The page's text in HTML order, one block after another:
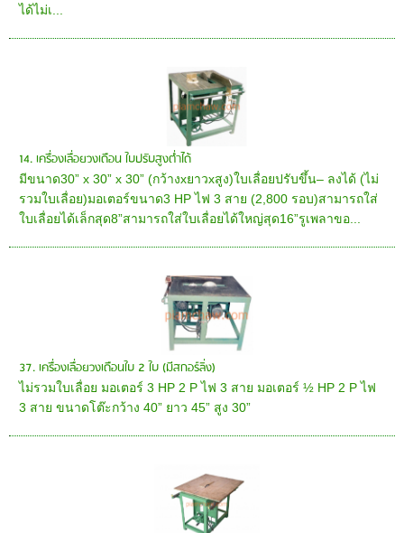
ได้ไม่เ...
14. เครื่องเลื่อยวงเดือน ใบปรับสูงต่ำได้
มีขนาด30” x 30” x 30” (กว้างxยาวxสูง)ใบเลื่อยปรับขึ้น– ลงได้ (ไม่
รวมใบเลื่อย)มอเตอร์ขนาด3 HP ไฟ 3 สาย (2,800 รอบ)สามารถใส่
ใบเลื่อยได้เล็กสุด8”สามารถใส่ใบเลื่อยได้ใหญ่สุด16”รูเพลาขอ...
37. เครื่องเลื่อยวงเดือนใบ 2 ใบ (มีสกอร์ลิ่ง)
ไม่รวมใบเลื่อย มอเตอร์ 3 HP 2 P ไฟ 3 สาย มอเตอร์ ½ HP 2 P ไฟ
3 สาย ขนาดโต๊ะกว้าง 40” ยาว 45” สูง 30”